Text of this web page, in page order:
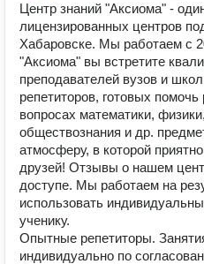
Центр знаний "Аксиома" -
лицензированных центров
Хабаровске. Мы работаем с
"Аксиома" вы встретите
преподавателей вузов и
репетиторов, готовых
вопросах математики,
обществознания и др.
атмосферу, в которой
друзей! Отзывы о нашем
доступе. Мы работаем на
использовать
ученику.
Опытные репетиторы.
индивидуально по